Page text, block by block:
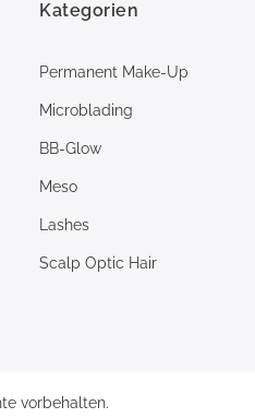
Kategorien
Permanent Make-Up
Microblading
BB-Glow
Meso
Lashes
Scalp Optic Hair
vorbehalten.